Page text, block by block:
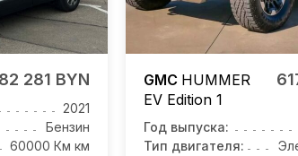
82 281 BYN
2021
Бензин
60000 Км км
GMC HUMMER
EV Edition 1
Год выпуска:
Тип двигателя: